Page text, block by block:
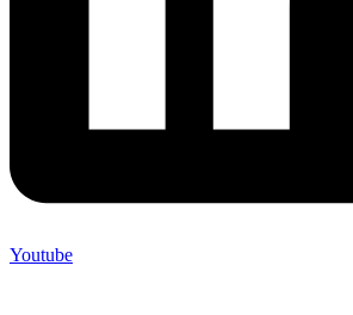
Youtube